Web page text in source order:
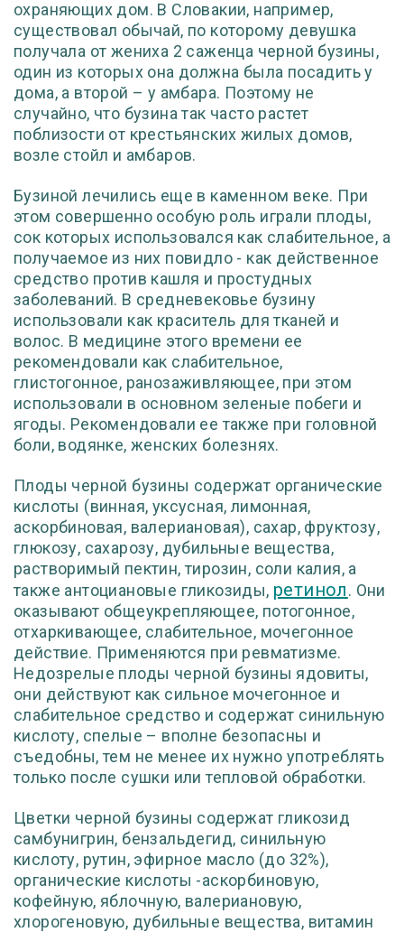
охраняющих дом. В Словакии, например,
существовал обычай, по которому девушка
получала от жениха 2 саженца черной бузины,
один из которых она должна была посадить у
дома, а второй – у амбара. Поэтому не
случайно, что бузина так часто растет
поблизости от крестьянских жилых домов,
возле стойл и амбаров.
Бузиной лечились еще в каменном веке. При
этом совершенно особую роль играли плоды,
сок которых использовался как слабительное, а
получаемое из них повидло - как действенное
средство против кашля и простудных
заболеваний. В средневековье бузину
использовали как краситель для тканей и
волос. В медицине этого времени ее
рекомендовали как слабительное,
глистогонное, ранозаживляющее, при этом
использовали в основном зеленые побеги и
ягоды. Рекомендовали ее также при головной
боли, водянке, женских болезнях.
Плоды черной бузины содержат органические
кислоты (винная, уксусная, лимонная,
аскорбиновая, валериановая), сахар, фруктозу,
глюкозу, сахарозу, дубильные вещества,
растворимый пектин, тирозин, соли калия, а
также антоциановые гликозиды, ретинол. Они
оказывают общеукрепляющее, потогонное,
отхаркивающее, слабительное, мочегонное
действие. Применяются при ревматизме.
Недозрелые плоды черной бузины ядовиты,
они действуют как сильное мочегонное и
слабительное средство и содержат синильную
кислоту, спелые – вполне безопасны и
съедобны, тем не менее их нужно употреблять
только после сушки или тепловой обработки.
Цветки черной бузины содержат гликозид
самбунигрин, бензальдегид, синильную
кислоту, рутин, эфирное масло (до 32%),
органические кислоты -аскорбиновую,
кофейную, яблочную, валериановую,
хлорогеновую, дубильные вещества, витамин